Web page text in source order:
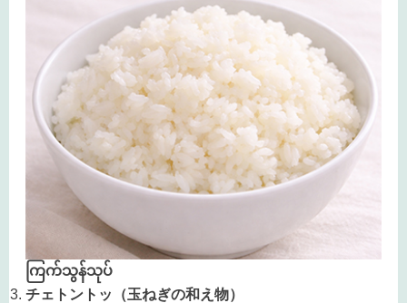
ကြက်သွန်သုပ်
チェトントッ（玉ねぎの和え物）